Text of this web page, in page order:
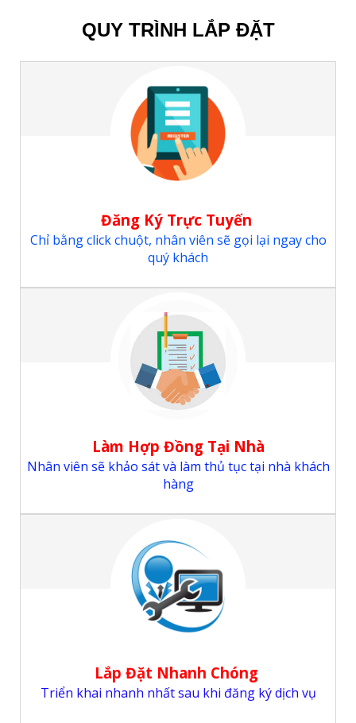
QUY TRÌNH LẮP ĐẶT
Đăng Ký Trực Tuyến
Chỉ bằng click chuột, nhân viên sẽ gọi lại ngay cho
quý khách
Làm Hợp Đồng Tại Nhà
Nhân viên sẽ khảo sát và làm thủ tục tại nhà khách
hàng
Lắp Đặt Nhanh Chóng
Triển khai nhanh nhất sau khi đăng ký dịch vụ